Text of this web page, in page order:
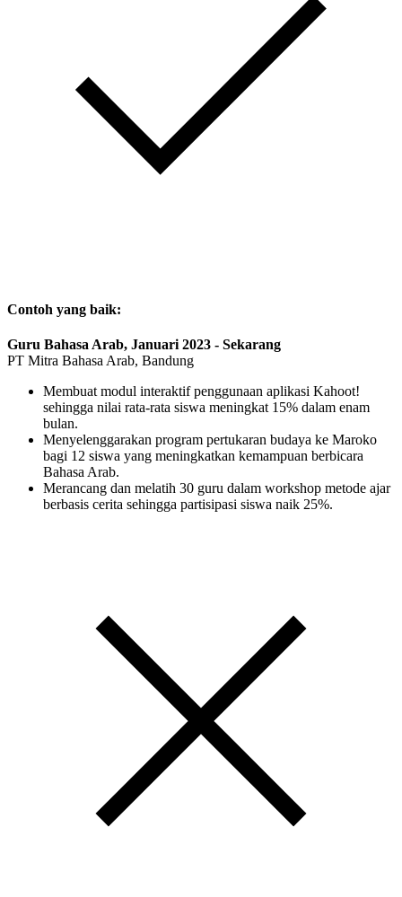
Contoh yang baik:
Guru Bahasa Arab, Januari 2023 - Sekarang
PT Mitra Bahasa Arab, Bandung
Membuat modul interaktif penggunaan aplikasi Kahoot!
sehingga nilai rata-rata siswa meningkat 15% dalam enam
bulan.
Menyelenggarakan program pertukaran budaya ke Maroko
bagi 12 siswa yang meningkatkan kemampuan berbicara
Bahasa Arab.
Merancang dan melatih 30 guru dalam workshop metode ajar
berbasis cerita sehingga partisipasi siswa naik 25%.